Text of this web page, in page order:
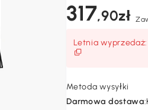
317,90zł
Letnia wyprzedaż:
Metoda wysyłki
Darmowa dostawa: